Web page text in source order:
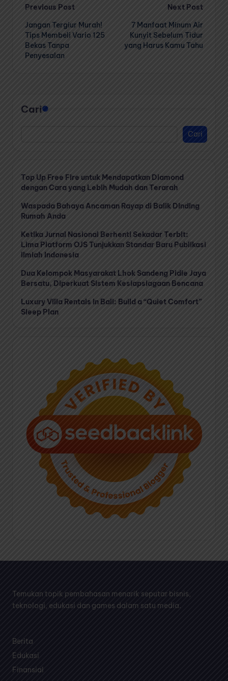
Post
navigation
Previous Post
Jangan Tergiur Murah!
Tips Membeli Vario 125
Bekas Tanpa
Penyesalan
Next Post
7 Manfaat Minum Air
Kunyit Sebelum Tidur
yang Harus Kamu Tahu
Cari
Cari
Top Up Free Fire untuk Mendapatkan Diamond
dengan Cara yang Lebih Mudah dan Terarah
Waspada Bahaya Ancaman Rayap di Balik Dinding
Rumah Anda
Ketika Jurnal Nasional Berhenti Sekadar Terbit:
Lima Platform OJS Tunjukkan Standar Baru Publikasi
Ilmiah Indonesia
Dua Kelompok Masyarakat Lhok Sandeng Pidie Jaya
Bersatu, Diperkuat Sistem Kesiapsiagaan Bencana
Luxury Villa Rentals in Bali: Build a “Quiet Comfort”
Sleep Plan
Temukan topik pembahasan menarik seputar bisnis,
teknologi, edukasi dan games dalam satu media.
Berita
Edukasi
Finansial